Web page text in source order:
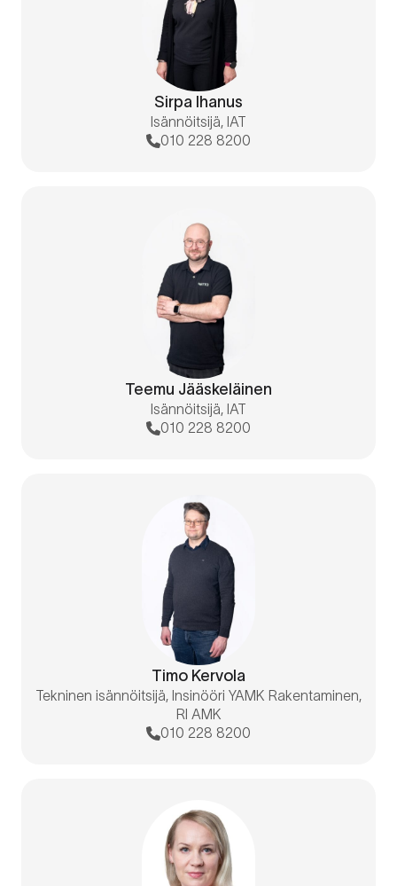
Sirpa Ihanus
Isännöitsijä, IAT
010 228 8200
Teemu Jääskeläinen
Isännöitsijä, IAT
010 228 8200
Timo Kervola
Tekninen isännöitsijä, Insinööri YAMK Rakentaminen,
RI AMK
010 228 8200